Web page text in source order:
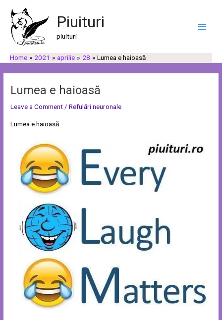
content
Piuituri
piuituri
Menu
Home 2021 aprilie 28 Lumea e haioasă
Lumea e haioasă
Leave a Comment/Refulări neuronale
Lumea e haioasă
navigation
a
u
ă
a
t
g
o
r